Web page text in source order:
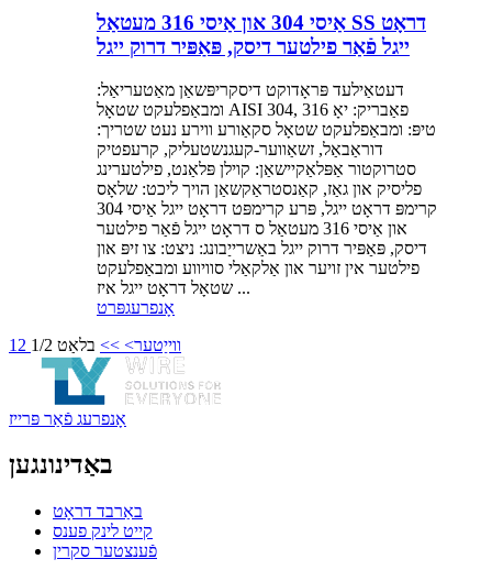
אַיסי 304 און אַיסי 316 מעטאַל SS דראָט
ייגל פֿאַר פילטער דיסק, פּאַפּיר דרוק ייגל
דעטאַילעד פּראָדוקט דיסקריפּשאַן מאַטעריאַל:
ומבאַפלעקט שטאָל AISI 304, 316 פאַבריק: יאָ
טיפּ: ומבאַפלעקט שטאָל סקאַורע ווירע נעט שטריך:
דוראַבאַל, זשאַווער-קעגנשטעליק, קרעפטיק
סטרוקטור אַפּלאַקיישאַן: קוילן פּלאַנט, פילטערינג
פליסיק און גאַז, קאַנסטראַקשאַן הויך ליכט: שלאָס
קרימפּ דראָט ייגל, פּרע קרימפּט דראָט ייגל אַיסי 304
און אַיסי 316 מעטאַל ס דראָט ייגל פֿאַר פילטער
דיסק, פּאַפּיר דרוק ייגל באַשרייַבונג: ניצט: צו זיפּ און
פילטער אין זויער און אַלקאַלי סוויווע ומבאַפלעקט
שטאָל דראָט ייגל איז ...
אָנפרעגפּרט
1 2 ווייַטער> >> בלאַט 1/2
אָנפרעג פֿאַר פּרייז
באַדינונגען
באַרבד דראָט
קייט לינק פענס
פֿענצטער סקרין